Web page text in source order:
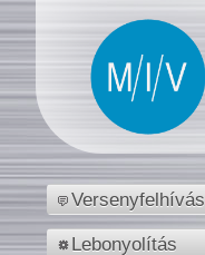
Versenyfelhívás
Lebonyolítás